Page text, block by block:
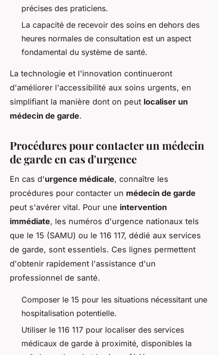
précises des praticiens.
La capacité de recevoir des soins en dehors des
heures normales de consultation est un aspect
fondamental du système de santé.
La technologie et l'innovation continueront
d'améliorer l'accessibilité aux soins urgents, en
simplifiant la manière dont on peut localiser un
médecin de garde.
Procédures pour contacter un médecin
de garde en cas d'urgence
En cas d'urgence médicale, connaître les
procédures pour contacter un médecin de garde
peut s'avérer vital. Pour une intervention
immédiate, les numéros d'urgence nationaux tels
que le 15 (SAMU) ou le 116 117, dédié aux services
de garde, sont essentiels. Ces lignes permettent
d'obtenir rapidement l'assistance d'un
professionnel de santé.
Composer le 15 pour les situations nécessitant une
hospitalisation potentielle.
Utiliser le 116 117 pour localiser des services
médicaux de garde à proximité, disponibles la